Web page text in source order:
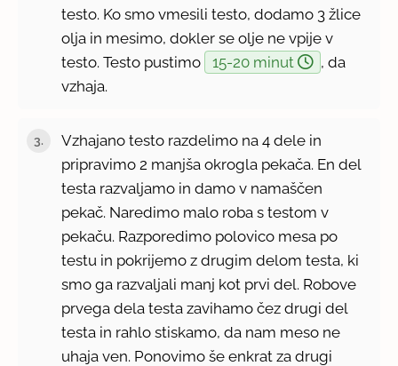
testo. Ko smo vmesili testo, dodamo 3 žlice
olja in mesimo, dokler se olje ne vpije v
testo. Testo pustimo
15-20 minut
, da
vzhaja.
Vzhajano testo razdelimo na 4 dele in
pripravimo 2 manjša okrogla pekača. En del
testa razvaljamo in damo v namaščen
pekač. Naredimo malo roba s testom v
pekaču. Razporedimo polovico mesa po
testu in pokrijemo z drugim delom testa, ki
smo ga razvaljali manj kot prvi del. Robove
prvega dela testa zavihamo čez drugi del
testa in rahlo stiskamo, da nam meso ne
uhaja ven. Ponovimo še enkrat za drugi